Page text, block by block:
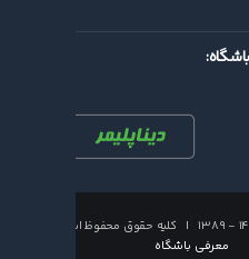
معرفی باشگاه